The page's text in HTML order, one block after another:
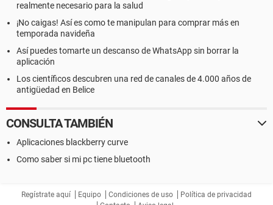
realmente necesario para la salud
¡No caigas! Así es como te manipulan para comprar más en
temporada navideña
Así puedes tomarte un descanso de WhatsApp sin borrar la
aplicación
Los científicos descubren una red de canales de 4.000 años de
antigüedad en Belice
CONSULTA TAMBIÉN
Aplicaciones blackberry curve
Como saber si mi pc tiene bluetooth
Regístrate aquí Equipo Condiciones de uso
Política de privacidad